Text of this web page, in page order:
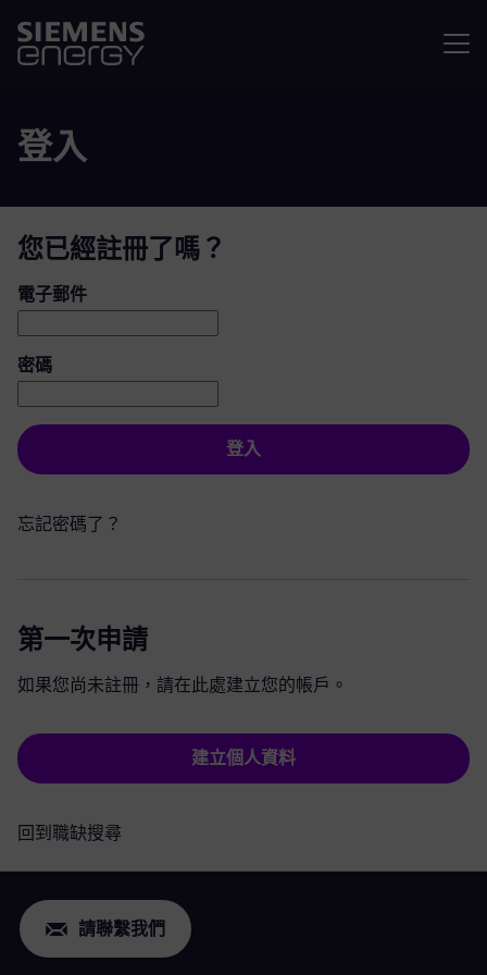
登入
您已經註冊了嗎？
登入：使用者和密碼
電子郵件
密碼
登入
忘記密碼了？
第一次申請
如果您尚未註冊，請在此處建立您的帳戶。
建立個人資料
回到職缺搜尋
請聯繫我們